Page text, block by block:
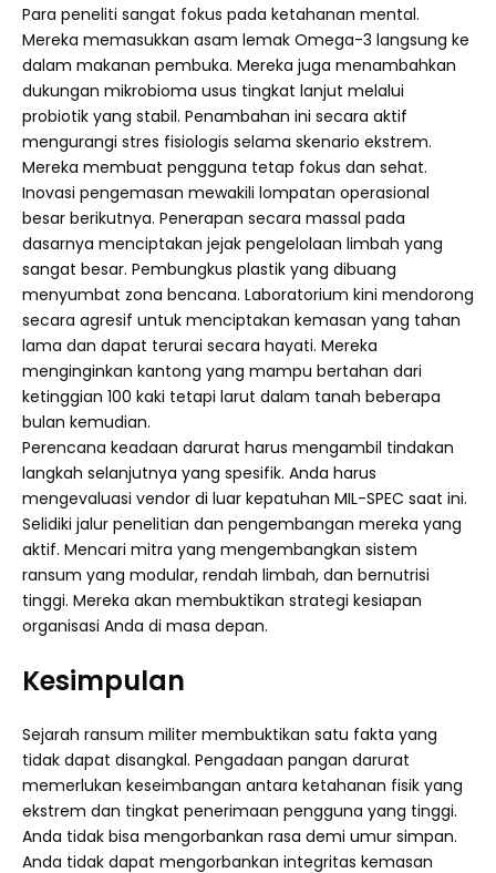
Para peneliti sangat fokus pada ketahanan mental.
Mereka memasukkan asam lemak Omega-3 langsung ke
dalam makanan pembuka. Mereka juga menambahkan
dukungan mikrobioma usus tingkat lanjut melalui
probiotik yang stabil. Penambahan ini secara aktif
mengurangi stres fisiologis selama skenario ekstrem.
Mereka membuat pengguna tetap fokus dan sehat.
Inovasi pengemasan mewakili lompatan operasional
besar berikutnya. Penerapan secara massal pada
dasarnya menciptakan jejak pengelolaan limbah yang
sangat besar. Pembungkus plastik yang dibuang
menyumbat zona bencana. Laboratorium kini mendorong
secara agresif untuk menciptakan kemasan yang tahan
lama dan dapat terurai secara hayati. Mereka
menginginkan kantong yang mampu bertahan dari
ketinggian 100 kaki tetapi larut dalam tanah beberapa
bulan kemudian.
Perencana keadaan darurat harus mengambil tindakan
langkah selanjutnya yang spesifik. Anda harus
mengevaluasi vendor di luar kepatuhan MIL-SPEC saat ini.
Selidiki jalur penelitian dan pengembangan mereka yang
aktif. Mencari mitra yang mengembangkan sistem
ransum yang modular, rendah limbah, dan bernutrisi
tinggi. Mereka akan membuktikan strategi kesiapan
organisasi Anda di masa depan.
Kesimpulan
Sejarah ransum militer membuktikan satu fakta yang
tidak dapat disangkal. Pengadaan pangan darurat
memerlukan keseimbangan antara ketahanan fisik yang
ekstrem dan tingkat penerimaan pengguna yang tinggi.
Anda tidak bisa mengorbankan rasa demi umur simpan.
Anda tidak dapat mengorbankan integritas kemasan